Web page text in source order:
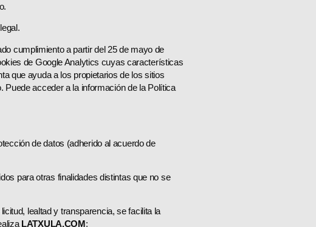
cumplimiento a partir del 25 de mayo de
de Google Analytics cuyas características
que ayuda a los propietarios de los sitios
acceder a la información de la Política
de datos (adherido al acuerdo de
para otras finalidades distintas que no se
lealtad y transparencia, se facilita la
LATXULA.COM: